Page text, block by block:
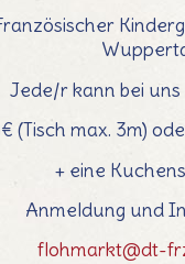
Jede/r kann bei
(Tisch max. 3m)
+ eine
Anmeldung und
flohmarkt@dt-